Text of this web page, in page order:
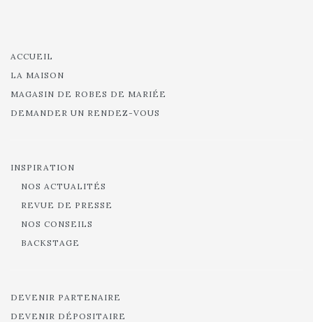
ACCUEIL
LA MAISON
MAGASIN DE ROBES DE MARIÉE
DEMANDER UN RENDEZ-VOUS
INSPIRATION
NOS ACTUALITÉS
REVUE DE PRESSE
NOS CONSEILS
BACKSTAGE
DEVENIR PARTENAIRE
DEVENIR DÉPOSITAIRE